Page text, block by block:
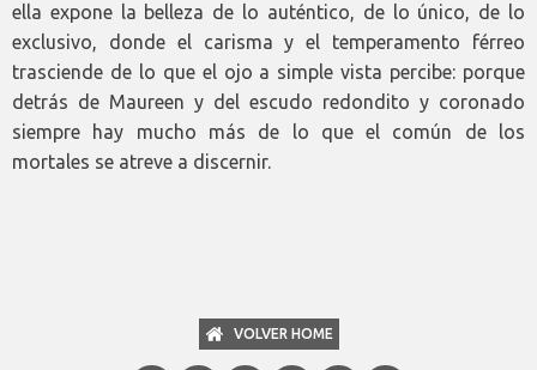
ella expone la belleza de lo auténtico, de lo único, de lo
exclusivo, donde el carisma y el temperamento férreo
trasciende de lo que el ojo a simple vista percibe: porque
detrás de Maureen y del escudo redondito y coronado
siempre hay mucho más de lo que el común de los
mortales se atreve a discernir.
VOLVER HOME